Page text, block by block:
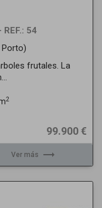
54
Porto)
frutales. La
2
99.900 €
Ver más trending_flat
Next